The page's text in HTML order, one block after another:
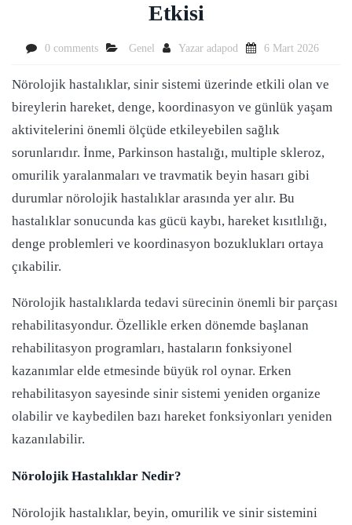
Etkisi
0 comments Genel Yazar adapod 6 Mart 2026
Nörolojik hastalıklar, sinir sistemi üzerinde etkili olan ve
bireylerin hareket, denge, koordinasyon ve günlük yaşam
aktivitelerini önemli ölçüde etkileyebilen sağlık
sorunlarıdır. İnme, Parkinson hastalığı, multiple skleroz,
omurilik yaralanmaları ve travmatik beyin hasarı gibi
durumlar nörolojik hastalıklar arasında yer alır. Bu
hastalıklar sonucunda kas gücü kaybı, hareket kısıtlılığı,
denge problemleri ve koordinasyon bozuklukları ortaya
çıkabilir.
Nörolojik hastalıklarda tedavi sürecinin önemli bir parçası
rehabilitasyondur. Özellikle erken dönemde başlanan
rehabilitasyon programları, hastaların fonksiyonel
kazanımlar elde etmesinde büyük rol oynar. Erken
rehabilitasyon sayesinde sinir sistemi yeniden organize
olabilir ve kaybedilen bazı hareket fonksiyonları yeniden
kazanılabilir.
Nörolojik Hastalıklar Nedir?
Nörolojik hastalıklar, beyin, omurilik ve sinir sistemini